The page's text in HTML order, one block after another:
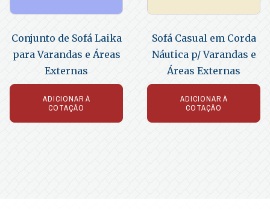
Conjunto de Sofá Laika
para Varandas e Áreas
Externas
ADICIONAR À
COTAÇÃO
Sofá Casual em Corda
Náutica p/ Varandas e
Áreas Externas
ADICIONAR À
COTAÇÃO